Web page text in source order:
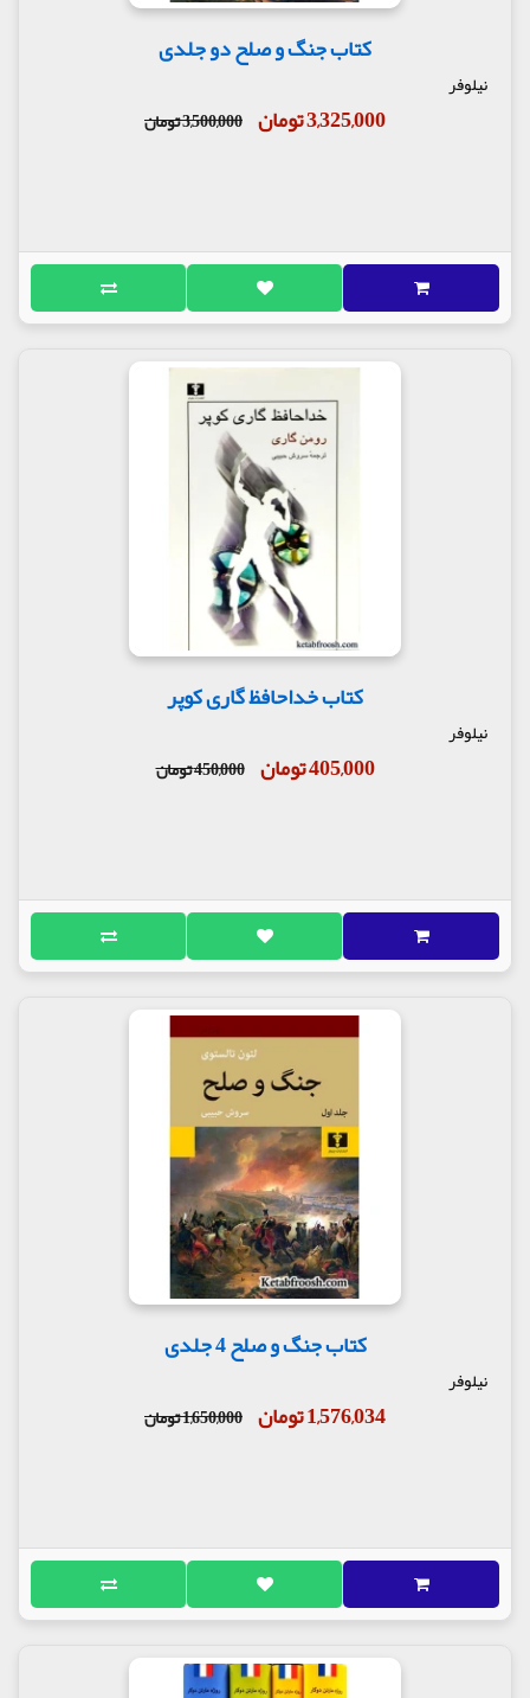
کتاب جنگ و صلح دو جلدی
نیلوفر
3,325,000 تومان 3,500,000 تومان
کتاب خداحافظ گاری کوپر
نیلوفر
405,000 تومان 450,000 تومان
کتاب جنگ و صلح 4 جلدی
نیلوفر
1,576,034 تومان 1,650,000 تومان